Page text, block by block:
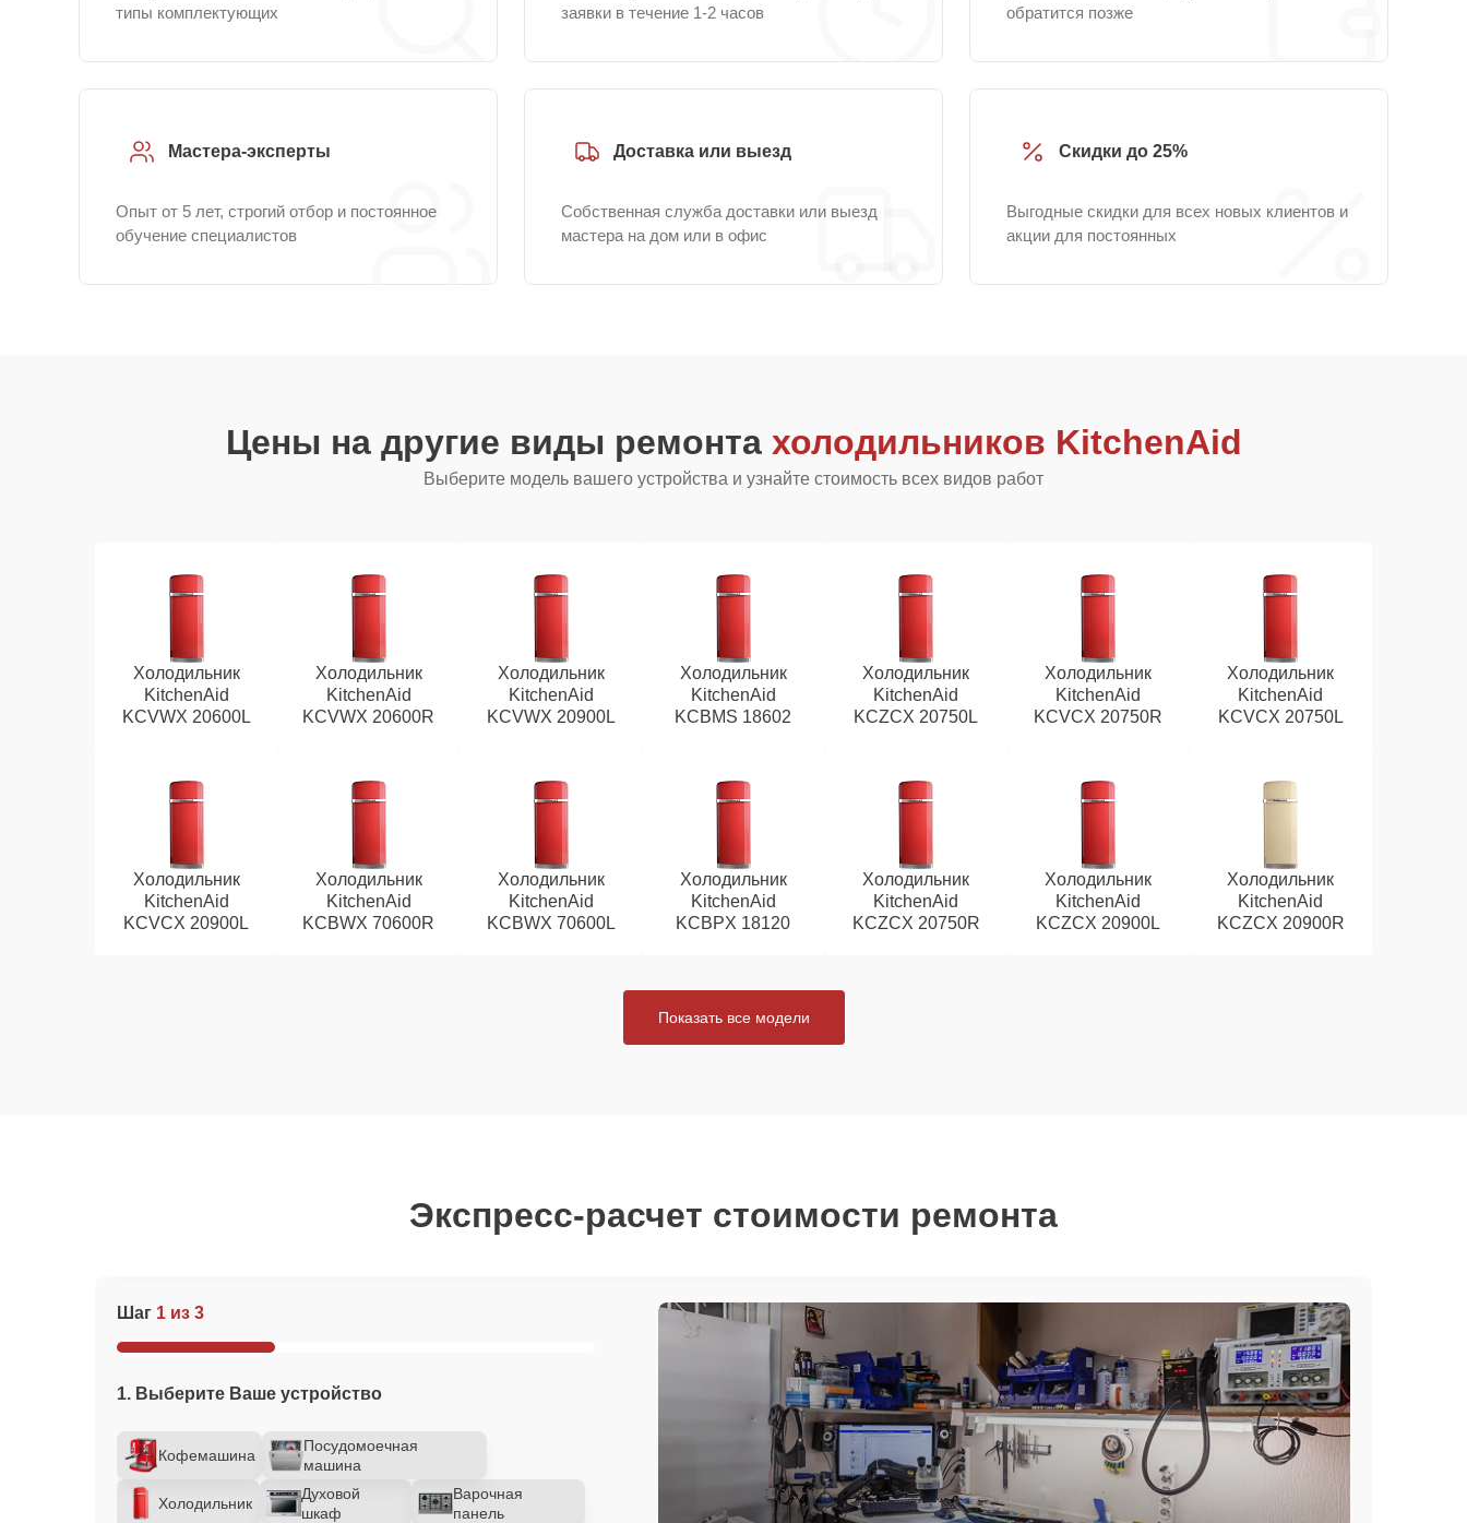
типы комплектующих
заявки в течение 1-2 часов
обратится позже
Мастера-эксперты
Опыт от 5 лет, строгий отбор и постоянное
обучение специалистов
Доставка или выезд
Собственная служба доставки или выезд
мастера на дом или в офис
Скидки до 25%
Выгодные скидки для всех новых клиентов и
акции для постоянных
Цены на другие виды ремонта холодильников KitchenAid
Выберите модель вашего устройства и узнайте стоимость всех видов работ
Холодильник
KitchenAid
KCVWX 20600L
Холодильник
KitchenAid
KCVWX 20600R
Холодильник
KitchenAid
KCVWX 20900L
Холодильник
KitchenAid
KCBMS 18602
Холодильник
KitchenAid
KCZCX 20750L
Холодильник
KitchenAid
KCVCX 20750R
Холодильник
KitchenAid
KCVCX 20750L
Холодильник
KitchenAid
KCVCX 20900L
Холодильник
KitchenAid
KCBWX 70600R
Холодильник
KitchenAid
KCBWX 70600L
Холодильник
KitchenAid
KCBPX 18120
Холодильник
KitchenAid
KCZCX 20750R
Холодильник
KitchenAid
KCZCX 20900L
Холодильник
KitchenAid
KCZCX 20900R
Показать все модели
Экспресс-расчет стоимости ремонта
Шаг 1 из 3
1. Выберите Ваше устройство
Кофемашина
Посудомоечная
машина
Холодильник
Духовой
шкаф
Варочная
панель